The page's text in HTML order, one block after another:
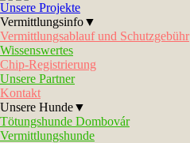
Unsere Projekte
Vermittlungsinfo▼
Vermittlungsablauf und Schutzgebühr
Wissenswertes
Chip-Registrierung
Unsere Partner
Kontakt
Unsere Hunde▼
Tötungshunde Dombovár
Vermittlungshunde